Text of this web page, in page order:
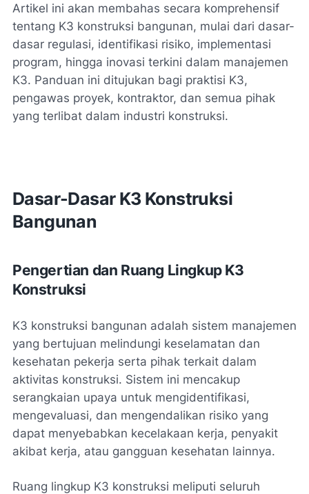
Artikel ini akan membahas secara komprehensif
tentang K3 konstruksi bangunan, mulai dari dasar-
dasar regulasi, identifikasi risiko, implementasi
program, hingga inovasi terkini dalam manajemen
K3. Panduan ini ditujukan bagi praktisi K3,
pengawas proyek, kontraktor, dan semua pihak
yang terlibat dalam industri konstruksi.
Dasar-Dasar K3 Konstruksi
Bangunan
Pengertian dan Ruang Lingkup K3
Konstruksi
K3 konstruksi bangunan adalah sistem manajemen
yang bertujuan melindungi keselamatan dan
kesehatan pekerja serta pihak terkait dalam
aktivitas konstruksi. Sistem ini mencakup
serangkaian upaya untuk mengidentifikasi,
mengevaluasi, dan mengendalikan risiko yang
dapat menyebabkan kecelakaan kerja, penyakit
akibat kerja, atau gangguan kesehatan lainnya.
Ruang lingkup K3 konstruksi meliputi seluruh